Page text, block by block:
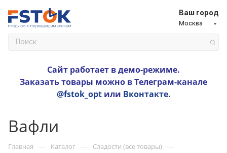
Ваш город
Москва
Сайт работает в демо-режиме.
Заказать товары можно в Телеграм-канале
@fstok_optили Вконтакте.
Вафли
Главная — Каталог — Сладости (все товары) —